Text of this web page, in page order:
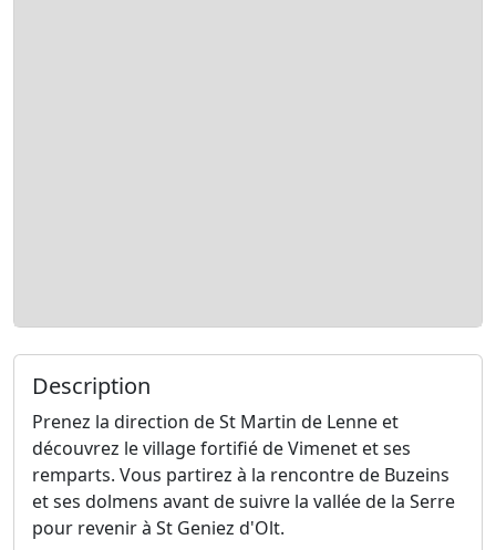
Description
Prenez la direction de St Martin de Lenne et
découvrez le village fortifié de Vimenet et ses
remparts. Vous partirez à la rencontre de Buzeins
et ses dolmens avant de suivre la vallée de la Serre
pour revenir à St Geniez d'Olt.